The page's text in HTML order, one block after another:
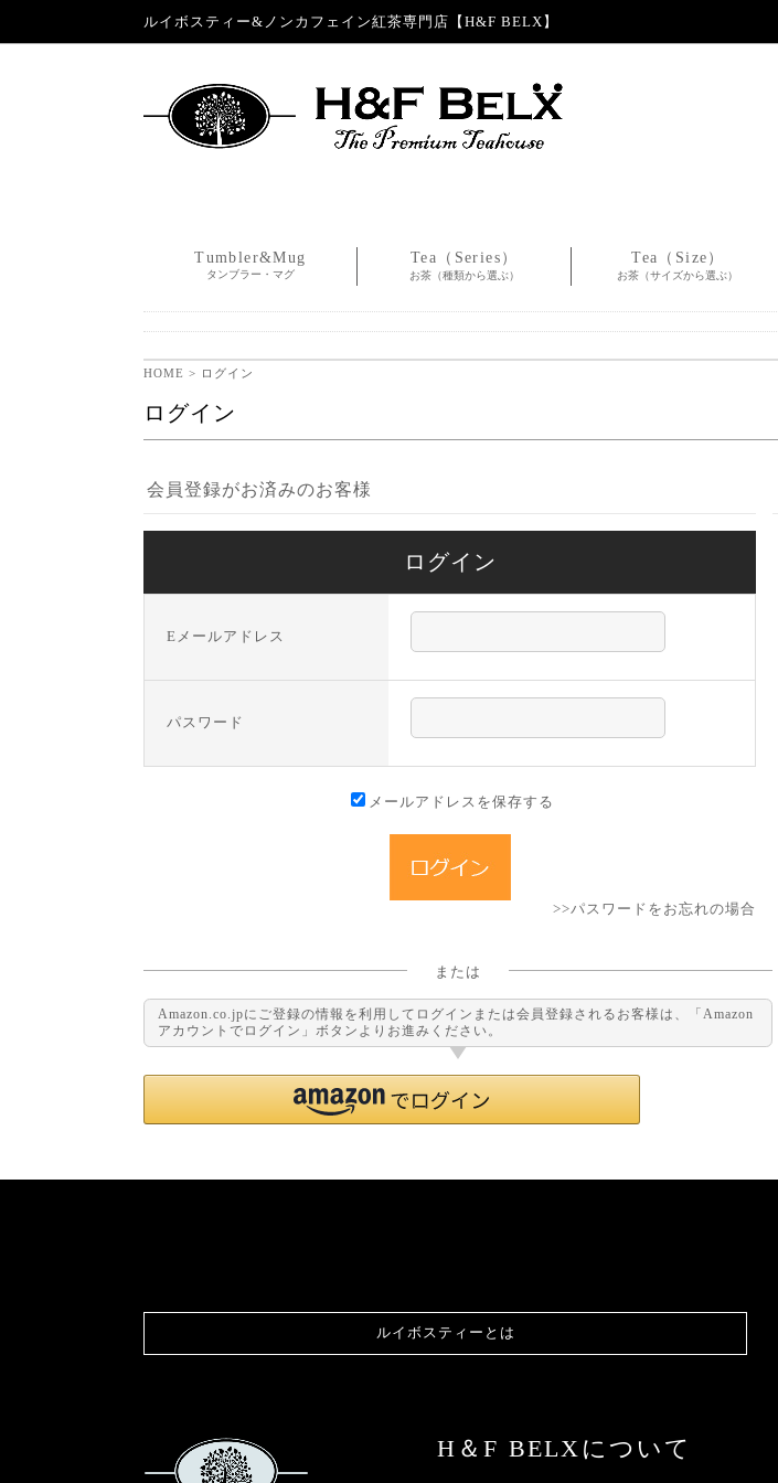
ルイボスティー&ノンカフェイン紅茶専門店【H&F BELX】
Tumbler&Mug
タンブラー・マグ
Tea（Series）
お茶（種類から選ぶ）
Tea（Size）
お茶（サイズから選ぶ）
HOME > ログイン
ログイン
会員登録がお済みのお客様
ログイン
Eメールアドレス
パスワード
メールアドレスを保存する
>>パスワードをお忘れの場合
または
Amazon.co.jpにご登録の情報を利用してログインまたは会員登録されるお客様は、「Amazon
アカウントでログイン」ボタンよりお進みください。
ルイボスティーとは
H＆F BELXについて